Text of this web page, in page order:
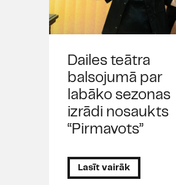
Dailes teātra
balsojumā par
labāko sezonas
izrādi nosaukts
“Pirmavots”
Lasīt vairāk